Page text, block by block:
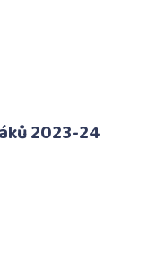
2023-24